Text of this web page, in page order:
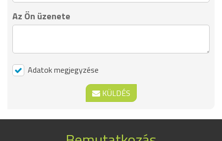
Az Ön üzenete
Adatok megjegyzése
KÜLDÉS